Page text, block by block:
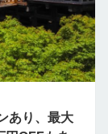
あり、最大